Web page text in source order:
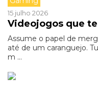
15 julho 2026
Videojogos que
Assume o papel de
até de um caranguejo.
m ...